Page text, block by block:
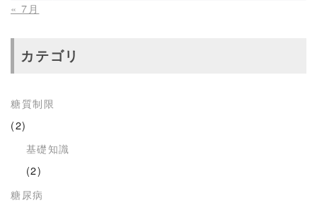
« 7月
カテゴリ
糖質制限
(2)
基礎知識
(2)
糖尿病